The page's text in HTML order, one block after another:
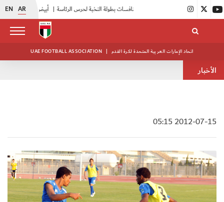
EN AR أبيض الشباب يواصل تدريباته في معسكره بأبوظبي |
UAE FOOTBALL ASSOCIATION | اتحاد الإمارات العربية المتحدة لكرة القدم
الأخبار
2012-07-15 05:15